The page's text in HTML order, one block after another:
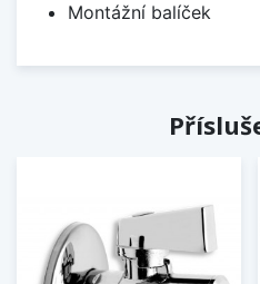
Montážní balíček